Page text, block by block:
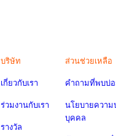
บริษัท
เกี่ยวกับเรา
ร่วมงานกับเรา
รางวัล
ส่วนช่วยเหลือ
คำถามที่พบบ่
นโยบายความ
บุคคล